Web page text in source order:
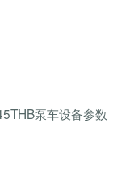
泵车设备参数